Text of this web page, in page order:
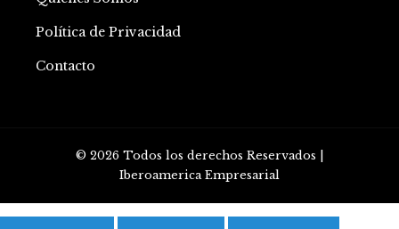
Política de Privacidad
Contacto
© 2026 Todos los derechos Reservados |
Iberoamerica Empresarial